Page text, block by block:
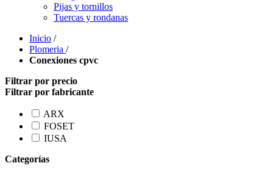
Pijas y tornillos
Tuercas y rondanas
Inicio /
Plomeria /
Conexiones cpvc
Filtrar por precio
Filtrar por fabricante
ARX
FOSET
IUSA
Categorías